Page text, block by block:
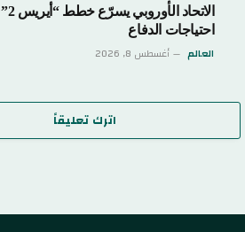
الاتحاد الأوروبي يسرّع خطط “أيريس 2” بسبب
احتياجات الدفاع
أغسطس 8, 2026
اترك تعليقاً